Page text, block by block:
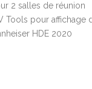
2 salles de réunion
Tools pour
HDE 2020